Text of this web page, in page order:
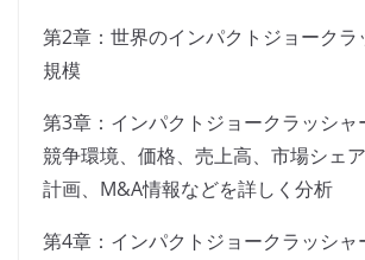
第2章：世界のインパクトジョークラ
規模
第3章：インパクトジョークラッシャ
競争環境、価格、売上高、市場シェ
計画、M&A情報などを詳しく分析
第4章：インパクトジョークラッシャ